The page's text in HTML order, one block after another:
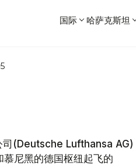
国际 哈萨克斯坦
司(Deutsche Lufthansa AG)
尼黑的德国枢纽起飞的